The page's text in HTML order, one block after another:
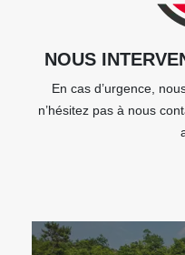
NOUS
En cas d’urgence,
n’hésitez pas à nous